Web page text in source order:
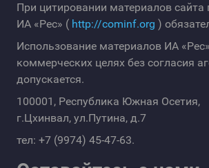
При цитировании материалов сайта
ИА «Рес» ( http://cominf.org )
Использование материалов ИА
коммерческих целях без согласия
допускается.
100001, Республика Южная Осетия,
г.Цхинвал, ул.Путина, д.7
тел: +7 (9974) 45-47-63.